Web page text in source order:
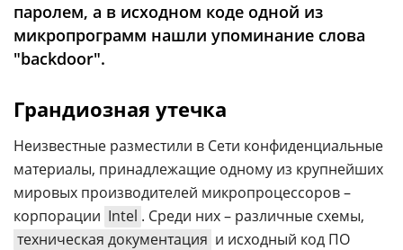
Об
издании
Реклама
Контакты
Max
Telegram
Дзен
Rutube
паролем, а в исходном коде одной из
микропрограмм нашли упоминание слова
"backdoor".
Грандиозная утечка
Неизвестные разместили в Сети конфиденциальные
материалы, принадлежащие одному из крупнейших
мировых производителей микропроцессоров –
корпорации Intel . Среди них – различные схемы,
техническая документация и исходный код ПО